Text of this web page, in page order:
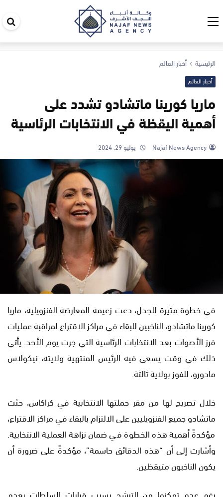
الرئيسية أخبار العالم
أخبار العالم
ماريا كورينا ماتشادو تشدد على
أهمية اليقظة في الانتخابات الرئاسية
Najaf News Agency يوليو 29, 2024
في خطوة مثيرة للجدل، دعت زعيمة المعارضة الفنزويلية، ماريا
كورينا ماتشادو، الناخبين للبقاء في مراكز الاقتراع لمراقبة عمليات
فرز الأصوات بعد الانتخابات الرئاسية التي جرت يوم الأحد. يأتي
ذلك في وقت يسعى فيه الرئيس المنتهية ولايته، نيكولاس
مادورو، للفوز بولاية ثالثة.
خلال تصريح لها من مقر حملتها الانتخابية في كراكاس، حثت
ماتشادو جميع الفنزويليين على الالتزام بالبقاء في مراكز الاقتراع،
مؤكدةً أهمية هذه الخطوة في ضمان نزاهة العملية الانتخابية.
وأشارت إلى أن “هذه الدقائق حاسمة”، مؤكدةً على ضرورة أن
يكون الناخبون متيقظين.